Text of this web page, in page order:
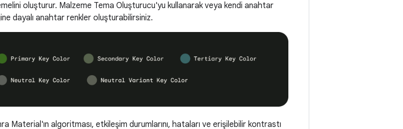
oluşturur. Malzeme Tema Oluşturucu'yu kullanarak veya kendi anahtar
dayalı anahtar renkler oluşturabilirsiniz.
Material'ın algoritması, etkileşim durumlarını, hataları ve erişilebilir kontrastı